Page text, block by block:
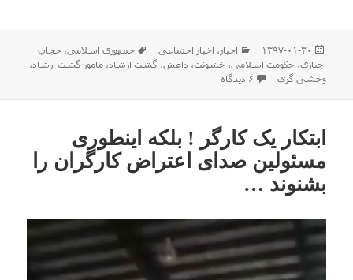
ارسال
شده
در
۱۳۹۷-۰۱-۳۰ دسته‌ها
اخبار ، اخبار اجتماعی برچسب‌ها
جمهوری اسلامی،حجاب
اجباری،حکومت اسلامی،خشونت، داعش، گشت ارشاد،مامور گشت ارشاد،
وحشی گری
۶ دیدگاه برای واکنش مردم در فضای مجازی به رفتار وحشیانه
ابتکار یک کارگر ! بلکه اینطوری
مسئولین صدای اعتراض کارگران را
بشنوند …